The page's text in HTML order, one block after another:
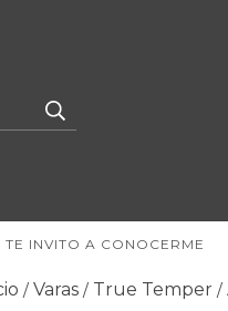
TE INVITO A CONOCERME
/ Varas / True Temper /